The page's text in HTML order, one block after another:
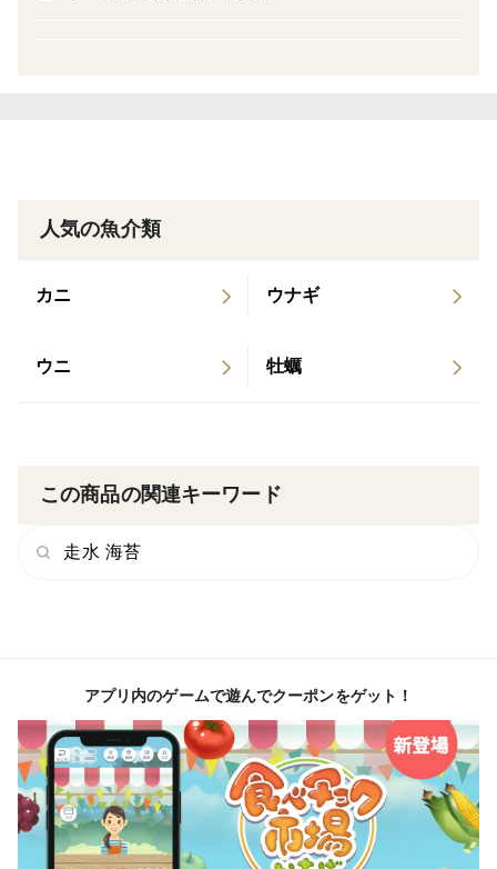
われています。
である岩のりはその年その年で採れる量も大きく変動し
そんな気まぐれな海藻ではありますが、その濃厚な旨み
のでオススメ。
美味しいです！
▼栽培/生産方法、こだわり
焼尻島の海藻はすべて天然手摘み。
干満差の変動が大きい時期に、岩場に押し寄せる波に洗
われながら少しずつ大きく育ちます。
風の穏やかな日は天日干しすることもありますが、まだ
まだ晴れの日が少ない3月の焼尻島では乾燥室に入れて
人気の魚介類
カニ ウナギ
ウニ 牡蠣
この商品の関連キーワード
走水 海苔
アプリ内のゲームで遊んでクーポンをゲット！